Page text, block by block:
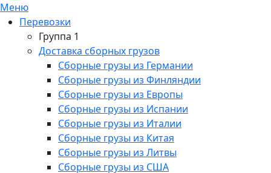
Меню
Перевозки
Группа 1
Доставка сборных грузов
Сборные грузы из Германии
Сборные грузы из Финляндии
Сборные грузы из Европы
Сборные грузы из Испании
Сборные грузы из Италии
Сборные грузы из Китая
Сборные грузы из Литвы
Сборные грузы из США